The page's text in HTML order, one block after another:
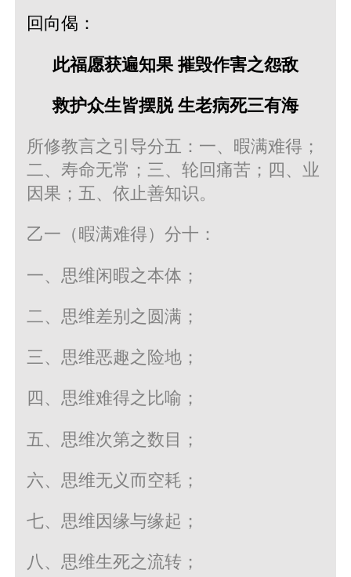
回向偈：
此福愿获遍知果 摧毁作害之怨敌
救护众生皆摆脱 生老病死三有海
所修教言之引导分五：一、暇满难得；
二、寿命无常；三、轮回痛苦；四、业
因果；五、依止善知识。
乙一（暇满难得）分十：
一、思维闲暇之本体；
二、思维差别之圆满；
三、思维恶趣之险地；
四、思维难得之比喻；
五、思维次第之数目；
六、思维无义而空耗；
七、思维因缘与缘起；
八、思维生死之流转；